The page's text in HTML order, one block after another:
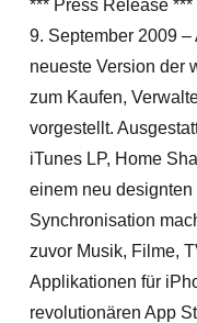
*** Press Release
9. September 2009
neueste Version der
zum Kaufen,
vorgestellt.
iTunes LP, Home
einem neu
Synchronisation
zuvor Musik, Filme,
Applikationen für
revolutionären App